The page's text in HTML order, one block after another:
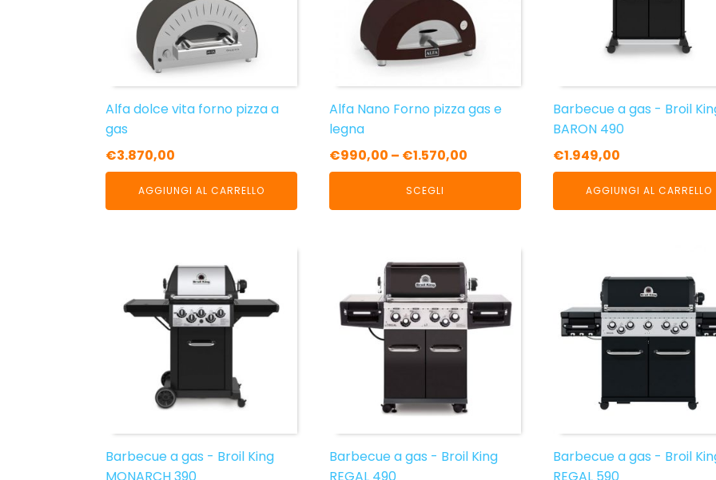
Alfa dolce vita forno pizza a
gas
€3.870,00
AGGIUNGI AL CARRELLO
Alfa Nano Forno pizza gas e
legna
€990,00 – €1.570,00
SCEGLI
opzioni
possono
essere
scelte
nella
pagina
prodotto
Barbecue a gas - Broil
BARON 490
€1.949,00
AGGIUNGI AL CARRELLO
Barbecue a gas - Broil King
Barbecue a gas - Broil King
Barbecue a gas - Broil